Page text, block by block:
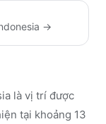
→
là vị trí được
tại khoảng 13